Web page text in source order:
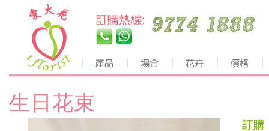
生日花束
訂購